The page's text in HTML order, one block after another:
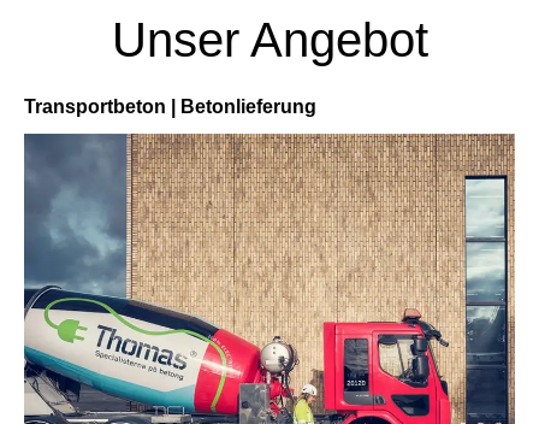
Unser Angebot
Transportbeton | Betonlieferung